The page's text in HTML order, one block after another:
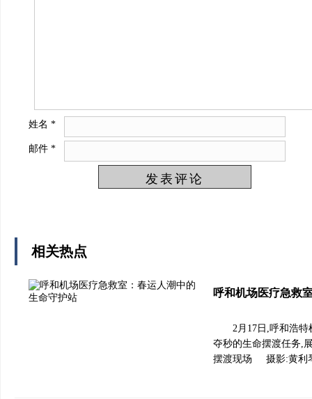
姓名 *
邮件 *
相关热点
呼和机场医疗急救
2月17日,呼和浩
夺秒的生命摆渡任务,
摆渡现场 摄影:黄利